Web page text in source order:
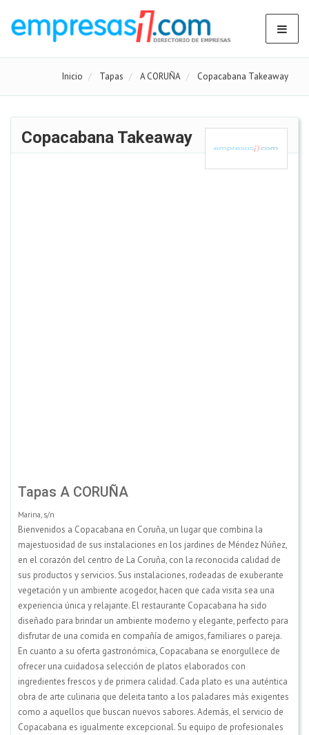
Inicio Tapas A CORUÑA Copacabana Takeaway
Copacabana Takeaway
Tapas A CORUÑA
Marina, s/n
Bienvenidos a Copacabana en Coruña, un lugar que combina la
majestuosidad de sus instalaciones en los jardines de Méndez Núñez,
en el corazón del centro de La Coruña, con la reconocida calidad de
sus productos y servicios. Sus instalaciones, rodeadas de exuberante
vegetación y un ambiente acogedor, hacen que cada visita sea una
experiencia única y relajante. El restaurante Copacabana ha sido
diseñado para brindar un ambiente moderno y elegante, perfecto para
disfrutar de una comida en compañía de amigos, familiares o pareja.
En cuanto a su oferta gastronómica, Copacabana se enorgullece de
ofrecer una cuidadosa selección de platos elaborados con
ingredientes frescos y de primera calidad. Cada plato es una auténtica
obra de arte culinaria que deleita tanto a los paladares más exigentes
como a aquellos que buscan nuevos sabores. Además, el servicio de
Copacabana es igualmente excepcional. Su equipo de profesionales